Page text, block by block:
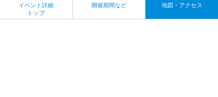
イベント詳細
トップ
開催期間など 地図・アクセス